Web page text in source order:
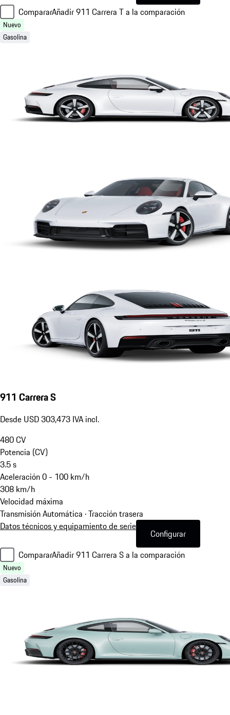
CompararAñadir 911 Carrera T a la comparación
Nuevo
Gasolina
911 Carrera S
Desde USD 303,473 IVA incl.
480CV
Potencia (CV)
3.5s
Aceleración 0 - 100 km/h
308 km/h
Velocidad máxima
Transmisión Automática · Tracción trasera
Datos técnicos y equipamiento de serie
Configurar
CompararAñadir 911 Carrera S a la comparación
Nuevo
Gasolina